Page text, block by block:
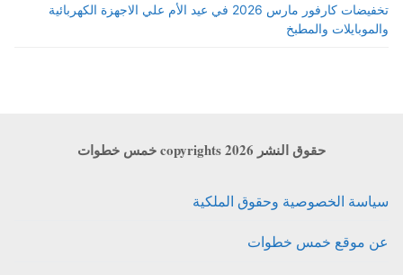
تخفيضات كارفور مارس 2026 في عيد الأم علي الاجهزة الكهربائية
والموبايلات والمطبخ
حقوق النشر copyrights 2026 خمس خطوات
سياسة الخصوصية وحقوق الملكية
عن موقع خمس خطوات